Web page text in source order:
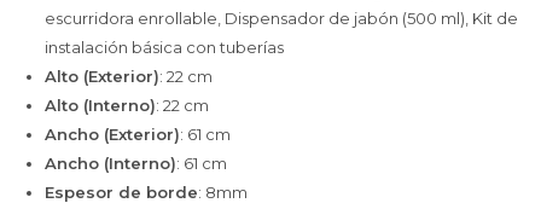
escurridora enrollable, Dispensador de jabón (500 ml), Kit de
instalación básica con tuberías
Alto (Exterior): 22 cm
Alto (Interno): 22 cm
Ancho (Exterior): 61 cm
Ancho (Interno): 61 cm
Espesor de borde: 8mm